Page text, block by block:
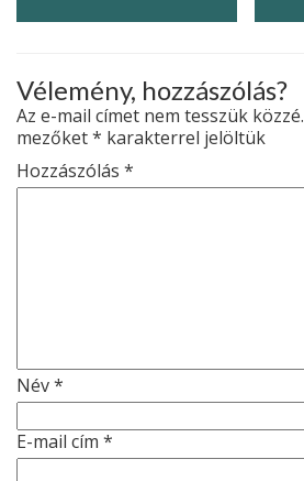
Vélemény, hozzászólás?
Az e-mail címet nem tesszük közzé.
mezőket* karakterrel jelöltük
Hozzászólás *
Név*
E-mail cím *